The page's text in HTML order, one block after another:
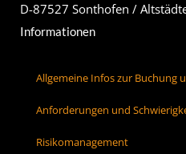
D-87527 Sonthofen /
Informationen
Allgemeine Infos zur Buchung
Anforderungen und
Risikomanagement